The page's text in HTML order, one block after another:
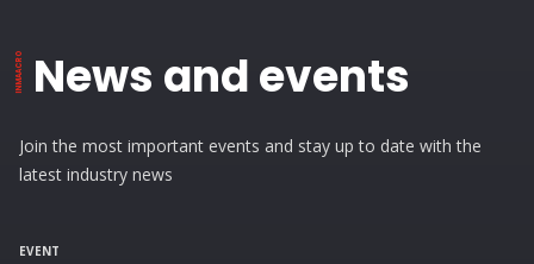
News and events
Join the most important events and stay up to date with the
latest industry news
EVENT